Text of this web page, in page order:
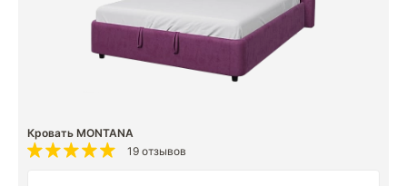
Кровать MONTANA
19 отзывов